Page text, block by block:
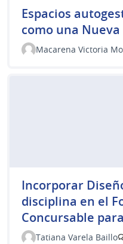
Espacios
como una
Macarena Victoria
Incorporar
disciplina en el
Concursable
Tatiana Varela Baillo